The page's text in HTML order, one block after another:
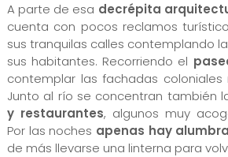
A parte de esa decrépita
cuenta con pocos reclamos
sus tranquilas calles contemplando la
sus habitantes. Recorriendo el
contemplar las fachadas coloniales
Junto al río se concentran también
y restaurantes, algunos muy
Por las noches apenas hay
de más llevarse una linterna para